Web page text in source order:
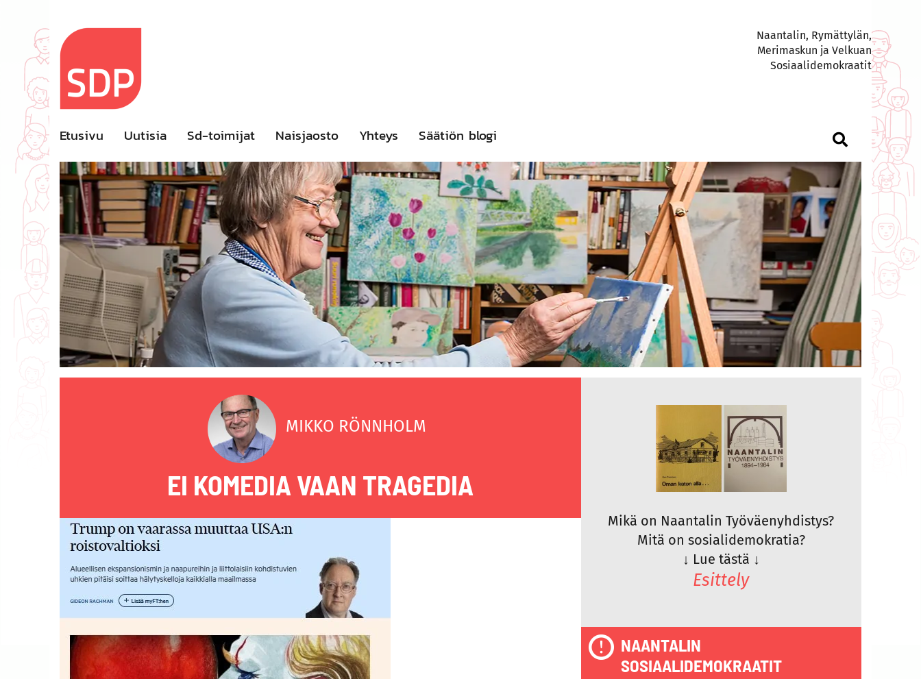
content
Naantalin, Rymättylän,
Merimaskun ja Velkuan
Sosiaalidemokraatit
Etusivu Uutisia Sd-toimijat Naisjaosto Yhteys Säätiön blogi
MIKKO RÖNNHOLM
EI KOMEDIA VAAN TRAGEDIA
Mikä on Naantalin Työväenyhdistys?
Mitä on sosialidemokratia?
↓ Lue tästä ↓
Esittely
NAANTALIN
SOSIAALIDEMOKRAATIT